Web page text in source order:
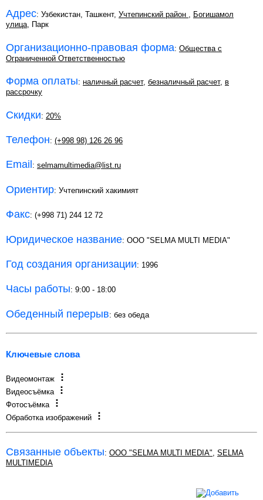
Адрес: Узбекистан, Ташкент, Учтепинский район , Богишамол
улица, Парк
Организационно-правовая форма: Общества с
Ограниченной Ответственностью
Форма оплаты: наличный расчет, безналичный расчет, в
рассрочку
Скидки: 20%
Телефон: (+998 98) 126 26 96
Email : selmamultimedia@list.ru
Ориентир: Учтепинский хакимият
Факс: (+998 71) 244 12 72
Юридическое название: OOO "SELMA MULTI MEDIA"
Год создания организации: 1996
Часы работы: 9:00 - 18:00
Обеденный перерыв: без обеда
Ключевые слова
Видеомонтаж
Видеосъёмка
Фотосъёмка
Обработка изображений
Связанные объекты: OOO "SELMA MULTI MEDIA" SELMA
MULTIMEDIA